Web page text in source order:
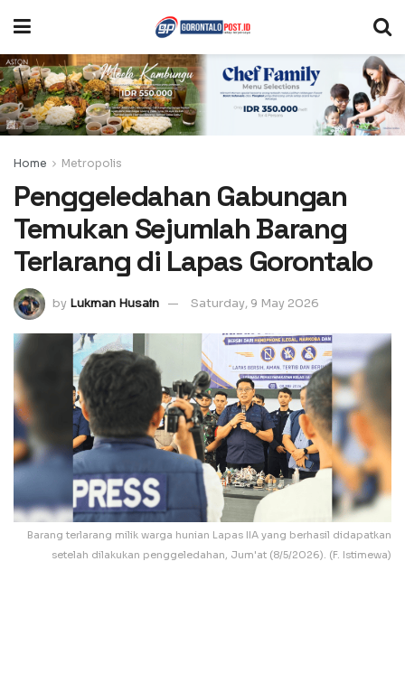
Home Metropolis
Penggeledahan Gabungan
Temukan Sejumlah Barang
Terlarang di Lapas Gorontalo
by Lukman Husain Saturday, 9 May 2026
Barang terlarang milik warga hunian Lapas IIA yang berhasil didapatkan
setelah dilakukan penggeledahan, Jum'at (8/5/2026). (F. Istimewa)